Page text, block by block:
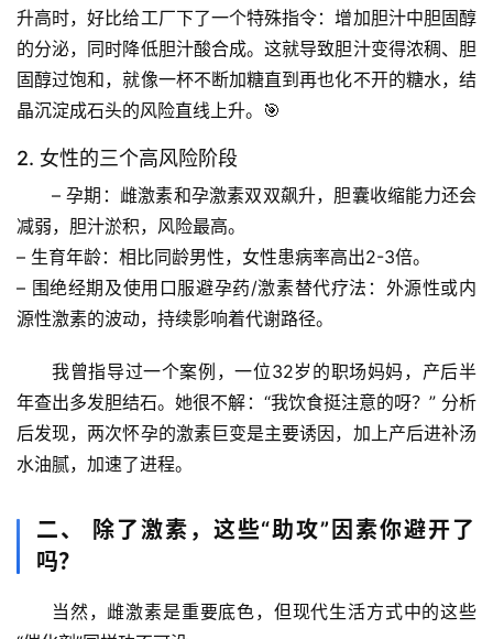
升高时，好比给工厂下了一个特殊指令：增加胆汁中胆固醇
的分泌，同时降低胆汁酸合成。这就导致胆汁变得浓稠、胆
固醇过饱和，就像一杯不断加糖直到再也化不开的糖水，结
晶沉淀成石头的风险直线上升。🎯
2. 女性的三个高风险阶段
– 孕期 ：雌激素和孕激素双双飙升，胆囊收缩能力还会
减弱，胆汁淤积，风险最高。
– 生育年龄：相比同龄男性，女性患病率高出2-3倍。
– 围绝经期及使用口服避孕药/激素替代疗法 ：外源性或内
源性激素的波动，持续影响着代谢路径。
我曾指导过一个案例，一位32岁的职场妈妈，产后半
年查出多发胆结石。她很不解：“我饮食挺注意的呀？” 分析
后发现， 两次怀孕的激素巨变是主要诱因 ，加上产后进补汤
水油腻，加速了进程。
二、 除了激素，这些“助攻”因素你避开了
吗？
当然，雌激素是重要底色，但现代生活方式中的这些